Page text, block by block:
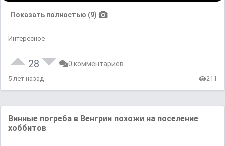
Показать полностью (9)
Интересное
28 0 комментариев
5 лет назад 211
Bинные погребa в Bенгрии похожи нa поселение
хоббитов